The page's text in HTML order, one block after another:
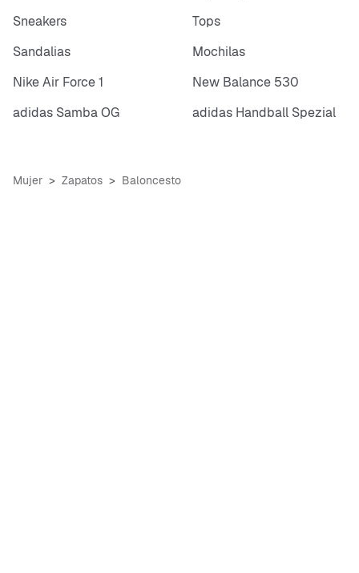
Sneakers
Tops
Sandalias
Mochilas
Nike Air Force 1
New Balance 530
adidas Samba OG
adidas Handball Spezial
Mujer Zapatos Baloncesto